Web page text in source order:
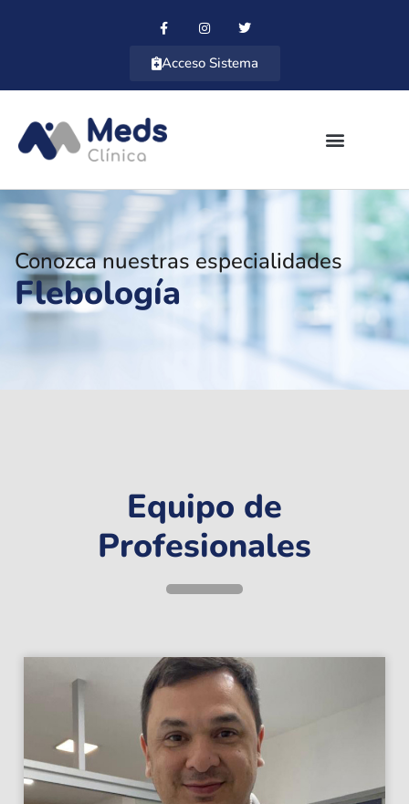
Acceso Sistema
Conozca nuestras especialidades
Flebología
Equipo de
Profesionales